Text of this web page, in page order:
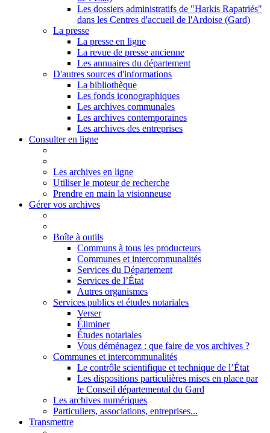
Les dossiers administratifs de "Harkis Rapatriés"
dans les Centres d'accueil de l'Ardoise (Gard)
La presse
La presse en ligne
La revue de presse ancienne
Les annuaires du département
D'autres sources d'informations
La bibliothèque
Les fonds iconographiques
Les archives communales
Les archives contemporaines
Les archives des entreprises
Consulter en ligne
Les archives en ligne
Utiliser le moteur de recherche
Prendre en main la visionneuse
Gérer vos archives
Boîte à outils
Communs à tous les producteurs
Communes et intercommunalités
Services du Département
Services de l’État
Autres organismes
Services publics et études notariales
Verser
Éliminer
Études notariales
Vous déménagez : que faire de vos archives ?
Communes et intercommunalités
Le contrôle scientifique et technique de l’État
Les dispositions particulières mises en place par
le Conseil départemental du Gard
Les archives numériques
Particuliers, associations, entreprises...
Transmettre